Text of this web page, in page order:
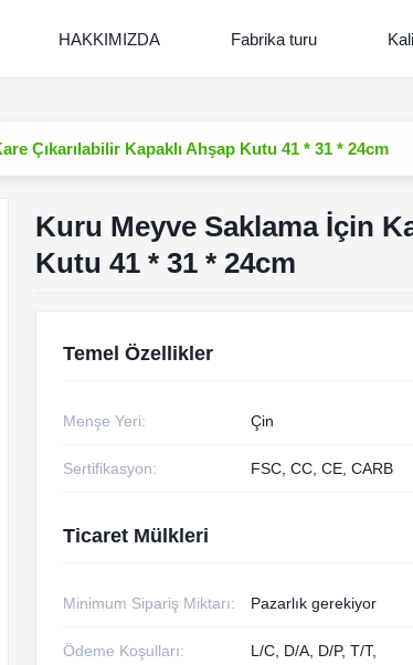
HAKKIMIZDA Fabrika turu
Çıkarılabilir Kapaklı Ahşap Kutu 41 * 31 * 24cm
Kuru Meyve Saklama İçin
Kutu 41 * 31 * 24cm
Temel Özellikler
Menşe Yeri: Çin
Sertifikasyon: FSC, CC, CE, CARB
Ticaret Mülkleri
Minimum Sipariş Miktarı: Pazarlık gerekiyor
Ödeme Koşulları:
L/C, D/A, D/P, T/T,